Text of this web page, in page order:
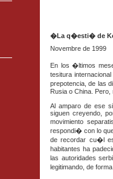
�La q�esti� de
Novembre de 1999
En los �ltimos
tesitura
prepotencia, de las
Rusia o China.
Al amparo de ese
siguen creyendo,
movimiento
respondi� con lo
de recordar cu�l
habitantes ha
las autoridades
legitimando, de